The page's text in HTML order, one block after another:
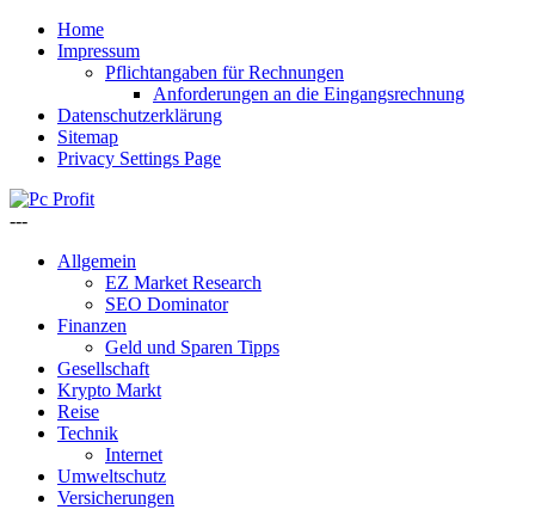
Home
Impressum
Pflichtangaben für Rechnungen
Anforderungen an die Eingangsrechnung
Datenschutzerklärung
Sitemap
Privacy Settings Page
---
Allgemein
EZ Market Research
SEO Dominator
Finanzen
Geld und Sparen Tipps
Gesellschaft
Krypto Markt
Reise
Technik
Internet
Umweltschutz
Versicherungen